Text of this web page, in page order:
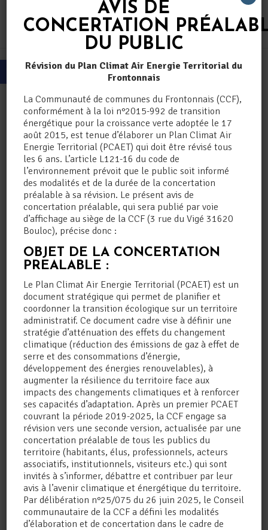
Ouvrir la barre d’outils
Le Frontonnais, pionnier
de l’adaptation au
changement climatique
13 Déc 2024|Climat ,Ecologie,Général,PCAET
Le Frontonnais figure parmi les« 100
territoires pionniers » participants à la
Mission adaptation lancée par la ministre de
la Transition écologique, Agnès Pannie-
Runacher à l’occasion du 106e congrès de
l’Association des Maires de France tenu à
Paris du 19 au 21 novembre. L’initiative met à
la disposition des collectivités l’expertise et le
savoir-faire des opérateurs de l’Etat comme le
CEREMA, l’ADEME, les Agences de l’eau,
Météo-France, l’Office Français de la
biodiversité, l’Agence nationale de la cohésion
des territoires, l’Agence nationale d’Appui à la
Performance des établissements de santé et
médico-sociaux, et l’appui de la Banque des
Territoires. Le programme pilote permettra
AVIS DE
CONCERTATION
DU PUBLIC
Révision du Plan Climat Air Energie Territorial du
Frontonnais
La Communauté de communes du Frontonnais (CCF),
conformément à la loi n°2015-992 de transition
énergétique pour la croissance verte adoptée le 17
août 2015, est tenue d’élaborer un Plan Climat Air
Energie Territorial (PCAET) qui doit être révisé tous
les 6 ans. L’article L121-16 du code de
l’environnement prévoit que le public soit informé
des modalités et de la durée de la concertation
préalable à sa révision. Le présent avis de
concertation préalable, qui sera publié par voie
d’affichage au siège de la CCF (3 rue du Vigé 31620
Bouloc), précise donc :
OBJET DE LA CONCERTATION
PREALABLE :
Le Plan Climat Air Energie Territorial (PCAET) est un
document stratégique qui permet de planifier et
coordonner la transition écologique sur un territoire
administratif. Ce document cadre vise à définir une
stratégie d’atténuation des effets du changement
climatique (réduction des émissions de gaz à effet de
serre et des consommations d’énergie,
développement des énergies renouvelables), à
augmenter la résilience du territoire face aux
impacts des changements climatiques et à renforcer
ses capacités d’adaptation. Après un premier PCAET
couvrant la période 2019-2025, la CCF engage sa
révision vers une seconde version, actualisée par une
concertation préalable de tous les publics du
territoire (habitants, élus, professionnels, acteurs
associatifs, institutionnels, visiteurs etc.) qui sont
invités à s’informer, débattre et contribuer par leur
avis à l’avenir climatique et énergétique du territoire.
Par délibération n°25/075 du 26 juin 2025, le Conseil
communautaire de la CCF a défini les modalités
d’élaboration et de concertation dans le cadre de